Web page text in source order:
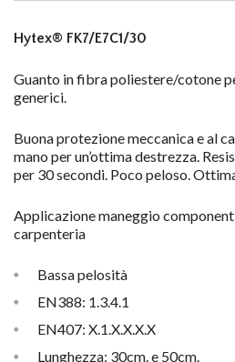
Hytex® FK7/E7C1/30
Guanto in fibra poliestere/cotone
generici.
Buona protezione meccanica e al
mano per un’ottima destrezza.
per 30 secondi. Poco peloso.
Applicazione maneggio
carpenteria
Bassa pelosità
EN388: 1.3.4.1
EN407: X.1.X.X.X.X
Lunghezza: 30cm. e 50cm.